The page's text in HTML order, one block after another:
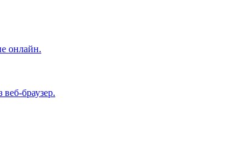
онлайн.
браузер.